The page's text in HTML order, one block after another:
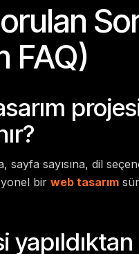
FAQ)
sayfa sayısına, dil
bir web tasarım